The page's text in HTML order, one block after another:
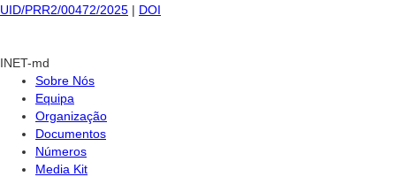
UID/PRR2/00472/2025 | DOI
INET-md
Sobre Nós
Equipa
Organização
Documentos
Números
Media Kit